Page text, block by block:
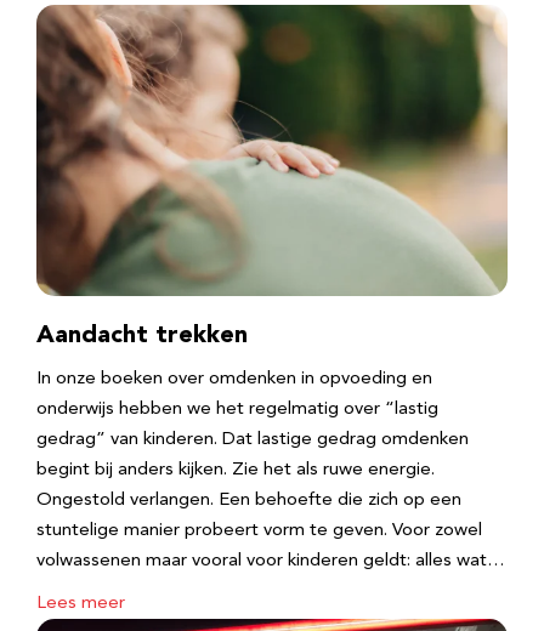
Aandacht trekken
In onze boeken over omdenken in opvoeding en
onderwijs hebben we het regelmatig over “lastig
gedrag” van kinderen. Dat lastige gedrag omdenken
begint bij anders kijken. Zie het als ruwe energie.
Ongestold verlangen. Een behoefte die zich op een
stuntelige manier probeert vorm te geven. Voor zowel
volwassenen maar vooral voor kinderen geldt: alles wat…
Lees meer